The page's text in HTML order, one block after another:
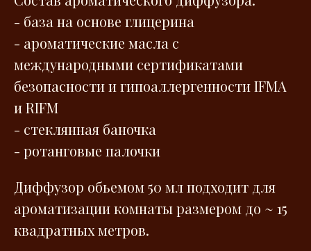
- база на основе глицерина
- ароматические масла с
международными сертификатами
безопасности и гипоаллергенности IFMA
и RIFM
- стеклянная баночка
- ротанговые палочки
Диффузор обьемом 50 мл подходит для
ароматизации комнаты размером до ~ 15
квадратных метров.